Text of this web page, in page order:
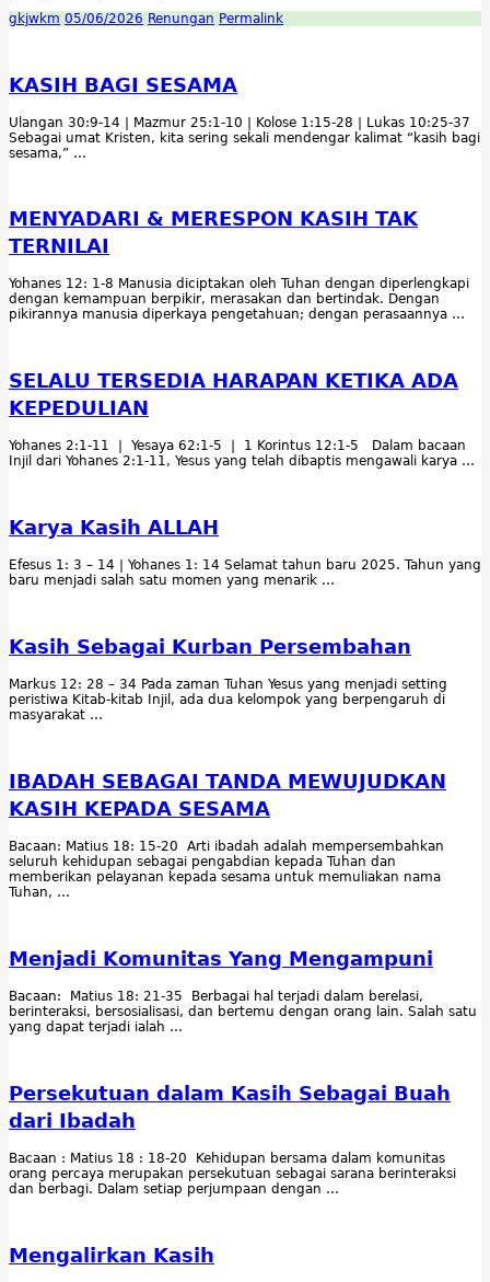
gkjwkm 05/06/2026 Renungan Permalink
KASIH BAGI SESAMA
Ulangan 30:9-14 | Mazmur 25:1-10 | Kolose 1:15-28 | Lukas 10:25-37
Sebagai umat Kristen, kita sering sekali mendengar kalimat “kasih bagi
sesama,” …
MENYADARI & MERESPON KASIH TAK
TERNILAI
Yohanes 12: 1-8 Manusia diciptakan oleh Tuhan dengan diperlengkapi
dengan kemampuan berpikir, merasakan dan bertindak. Dengan
pikirannya manusia diperkaya pengetahuan; dengan perasaannya …
SELALU TERSEDIA HARAPAN KETIKA ADA
KEPEDULIAN
Yohanes 2:1-11 | Yesaya 62:1-5 | 1 Korintus 12:1-5 Dalam bacaan
Injil dari Yohanes 2:1-11, Yesus yang telah dibaptis mengawali karya …
Karya Kasih ALLAH
Efesus 1: 3 – 14 | Yohanes 1: 14 Selamat tahun baru 2025. Tahun yang
baru menjadi salah satu momen yang menarik …
Kasih Sebagai Kurban Persembahan
Markus 12: 28 – 34 Pada zaman Tuhan Yesus yang menjadi setting
peristiwa Kitab-kitab Injil, ada dua kelompok yang berpengaruh di
masyarakat …
IBADAH SEBAGAI TANDA MEWUJUDKAN
KASIH KEPADA SESAMA
Bacaan: Matius 18: 15-20 Arti ibadah adalah mempersembahkan
seluruh kehidupan sebagai pengabdian kepada Tuhan dan
memberikan pelayanan kepada sesama untuk memuliakan nama
Tuhan, …
Menjadi Komunitas Yang Mengampuni
Bacaan: Matius 18: 21-35 Berbagai hal terjadi dalam berelasi,
berinteraksi, bersosialisasi, dan bertemu dengan orang lain. Salah satu
yang dapat terjadi ialah …
Persekutuan dalam Kasih Sebagai Buah
dari Ibadah
Bacaan : Matius 18 : 18-20 Kehidupan bersama dalam komunitas
orang percaya merupakan persekutuan sebagai sarana berinteraksi
dan berbagi. Dalam setiap perjumpaan dengan …
Mengalirkan Kasih